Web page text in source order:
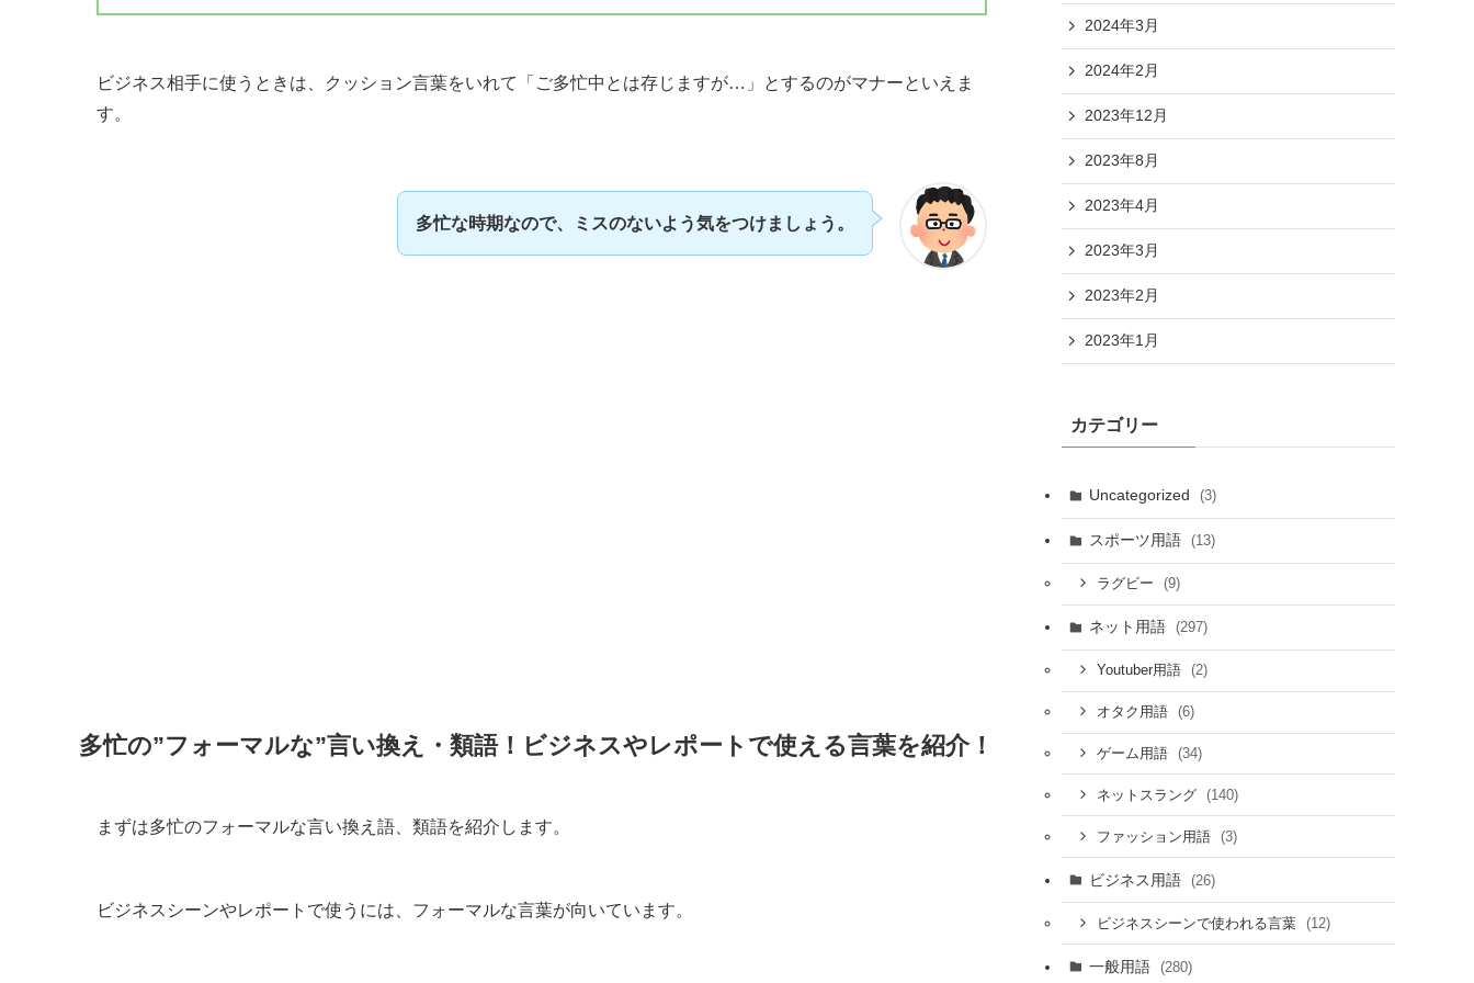
ビジネス相手に使うときは、クッション言葉をいれて「ご多忙中とは存じますが…」とするのがマナーといえま
す。
多忙な時期なので、ミスのないよう気をつけましょう。
多忙の”フォーマルな”言い換え・類語！ビジネスやレポートで使える言葉を紹介！
まずは多忙のフォーマルな言い換え語、類語を紹介します。
ビジネスシーンやレポートで使うには、フォーマルな言葉が向いています。
2024年3月
2024年2月
2023年12月
2023年8月
2023年4月
2023年3月
2023年2月
2023年1月
カテゴリー
Uncategorized (3)
スポーツ用語 (13)
ラグビー (9)
ネット用語 (297)
Youtuber用語 (2)
オタク用語 (6)
ゲーム用語 (34)
ネットスラング (140)
ファッション用語 (3)
ビジネス用語 (26)
ビジネスシーンで使われる言葉 (12)
一般用語 (280)